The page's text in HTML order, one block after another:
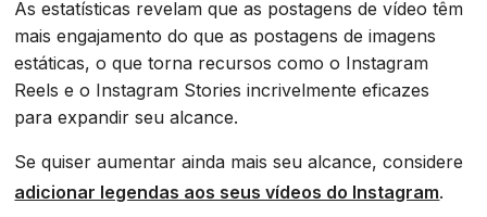
As estatísticas revelam que as postagens de vídeo têm
mais engajamento do que as postagens de imagens
estáticas, o que torna recursos como o Instagram
Reels e o Instagram Stories incrivelmente eficazes
para expandir seu alcance.
Se quiser aumentar ainda mais seu alcance, considere
adicionar legendas aos seus vídeos do Instagram.